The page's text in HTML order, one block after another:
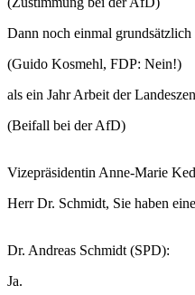
Dann noch einmal
(Guido Kosmehl, FDP: Nein!)
als ein Jahr Arbeit der
(Beifall bei der AfD)
Vizepräsidentin Anne-Marie
Herr Dr. Schmidt, Sie haben
Dr. Andreas Schmidt (SPD):
Ja.